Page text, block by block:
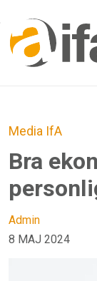
Skip to main
Media IfA
Bra
Admin
8 MAJ 2024